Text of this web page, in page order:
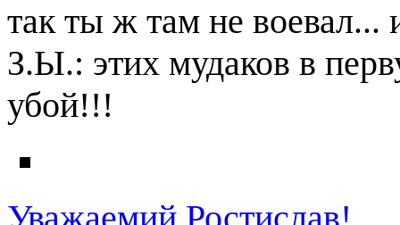
так ты ж там не воевал...
З.Ы.: этих мудаков в
убой!!!